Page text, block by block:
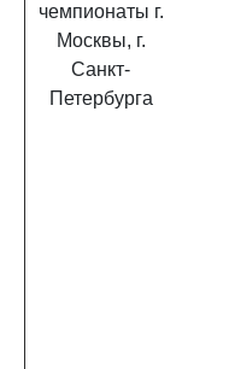
чемпионаты г.
Москвы, г.
Санкт-
Петербурга